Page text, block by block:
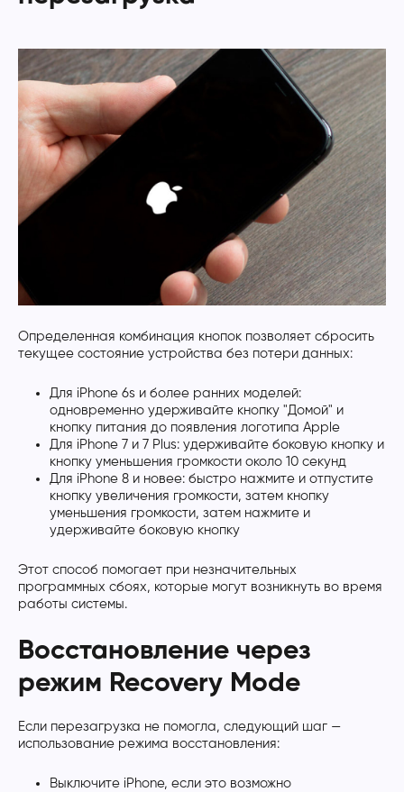
Определенная комбинация кнопок позволяет сбросить
текущее состояние устройства без потери данных:
Для iPhone 6s и более ранних моделей:
одновременно удерживайте кнопку "Домой" и
кнопку питания до появления логотипа Apple
Для iPhone 7 и 7 Plus: удерживайте боковую кнопку и
кнопку уменьшения громкости около 10 секунд
Для iPhone 8 и новее: быстро нажмите и отпустите
кнопку увеличения громкости, затем кнопку
уменьшения громкости, затем нажмите и
удерживайте боковую кнопку
Этот способ помогает при незначительных
программных сбоях, которые могут возникнуть во время
работы системы.
Восстановление через
режим Recovery Mode
Если перезагрузка не помогла, следующий шаг —
использование режима восстановления:
Выключите iPhone, если это возможно